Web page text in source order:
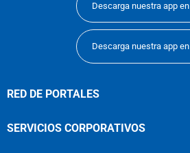
Descarga nuestra app en
Descarga nuestra app en
RED DE PORTALES
SERVICIOS CORPORATIVOS